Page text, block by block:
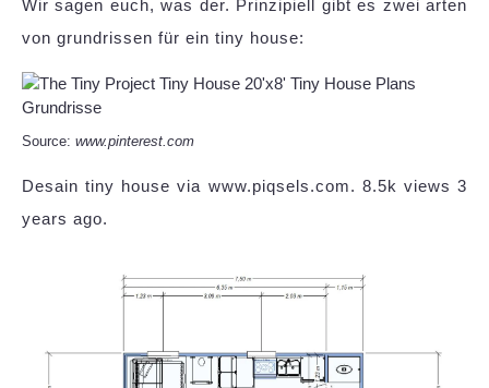
Wir sagen euch, was der. Prinzipiell gibt es zwei arten
von grundrissen für ein tiny house:
Source: www.pinterest.com
Desain tiny house via www.piqsels.com. 8.5k views 3
years ago.